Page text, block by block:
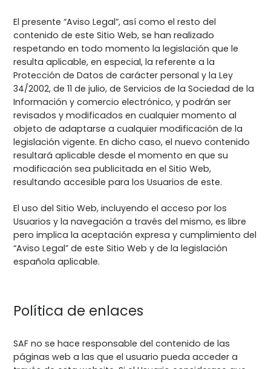
El presente “Aviso Legal”, así como el resto del
contenido de este Sitio Web, se han realizado
respetando en todo momento la legislación que le
resulta aplicable, en especial, la referente a la
Protección de Datos de carácter personal y la Ley
34/2002, de 11 de julio, de Servicios de la Sociedad de la
Información y comercio electrónico, y podrán ser
revisados y modificados en cualquier momento al
objeto de adaptarse a cualquier modificación de la
legislación vigente. En dicho caso, el nuevo contenido
resultará aplicable desde el momento en que su
modificación sea publicitada en el Sitio Web,
resultando accesible para los Usuarios de este.
El uso del Sitio Web, incluyendo el acceso por los
Usuarios y la navegación a través del mismo, es libre
pero implica la aceptación expresa y cumplimiento del
“Aviso Legal” de este Sitio Web y de la legislación
española aplicable.
Política de enlaces
SAF no se hace responsable del contenido de las
páginas web a las que el usuario pueda acceder a